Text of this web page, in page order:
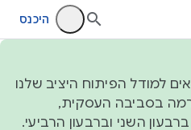
היכנס
כדי להתאים למודל הפיתוח היציב שלנו
בסביבה העסקית,
נפרסם קוד מקור ב-AOSP ברבעון השני וברבעון הרביעי.